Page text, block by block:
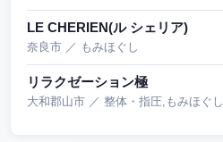
LE CHERIEN(ル シェリア)
奈良市 ／ もみほぐし
リラクゼーション極
大和郡山市 ／ 整体・指圧,もみほぐし